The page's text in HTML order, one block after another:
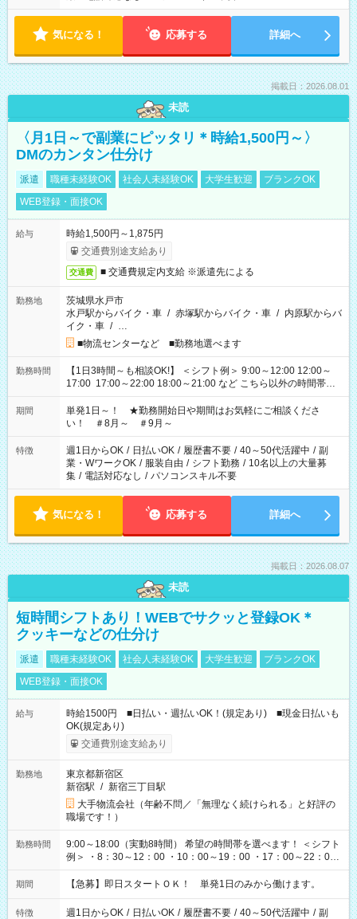
気になる！ 応募する 詳細へ
掲載日：2026.08.01
未読
〈月1日～で副業にピッタリ＊時給1,500円～〉
DMのカンタン仕分け
派遣 職種未経験OK 社会人未経験OK 大学生歓迎
ブランクOK
WEB登録・面接OK
給与
時給1,500円～1,875円
交通費別途支給あり
交通費 ■ 交通費規定内支給 ※派遣先による
勤務地
茨城県水戸市
水戸駅からバイク・車 / 赤塚駅からバイク・車 / 内原駅からバ
イク・車 / …
■物流センターなど ■勤務地選べます
勤務時間
【1日3時間～も相談OK!】 ＜シフト例＞ 9:00～12:00 12:00～
17:00 17:00～22:00 18:00～21:00 など こちら以外の時間帯も
お気軽にご相談ください！
期間
単発1日～！ ★勤務開始日や期間はお気軽にご相談くださ
い！ ＃8月～ ＃9月～
特徴 週1日からOK / 日払いOK / 履歴書不要 / 40～50代活躍中 / 副
業・WワークOK / 服装自由 / シフト勤務 / 10名以上の大量募
集 / 電話対応なし / パソコンスキル不要
気になる！ 応募する 詳細へ
掲載日：2026.08.07
未読
短時間シフトあり！WEBでサクッと登録OK＊
クッキーなどの仕分け
派遣 職種未経験OK 社会人未経験OK 大学生歓迎
ブランクOK
WEB登録・面接OK
給与
時給1500円 ■日払い・週払いOK！(規定あり) ■現金日払いも
OK(規定あり)
交通費別途支給あり
勤務地
東京都新宿区
新宿駅 / 新宿三丁目駅
大手物流会社（年齢不問／「無理なく続けられる」と好評の
職場です！）
勤務時間
9:00～18:00（実動8時間） 希望の時間帯を選べます！ ＜シフト
例＞ ・8：30～12：00 ・10：00～19：00 ・17：00～22：00
・13：00～22：00 ・22：00～翌6：00 など
期間 【急募】即日スタートＯＫ！ 単発1日のみから働けます。
特徴 週1日からOK / 日払いOK / 履歴書不要 / 40～50代活躍中 / 副